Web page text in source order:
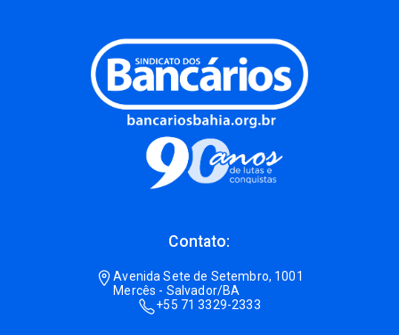
Contato:
Avenida Sete de Setembro, 1001
Mercês - Salvador/BA
+55 71 3329-2333